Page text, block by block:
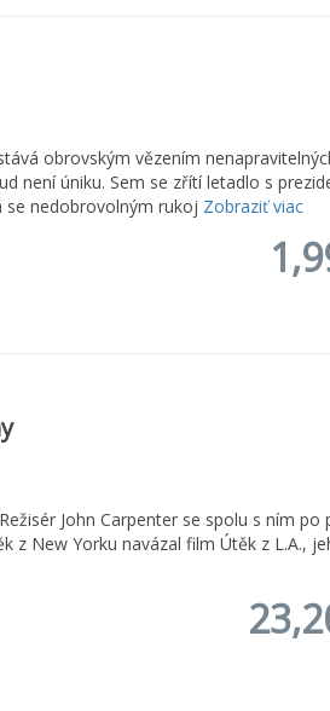
obrovským vězením
není úniku. Sem se zřítí letadlo s
se nedobrovolným rukoj Zobraziť viac
John Carpenter se spolu s ním
z New Yorku navázal film Útěk z L.A.,